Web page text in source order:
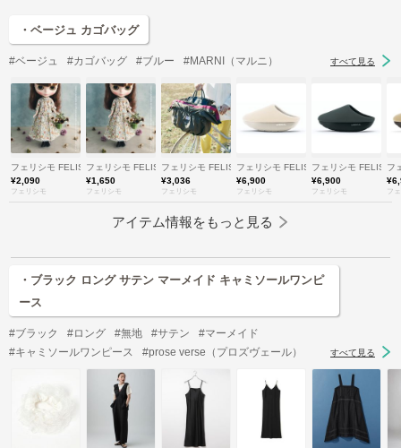
・ベージュ カゴバッグ
#ベージュ #カゴバッグ #ブルー #MARNI（マルニ） すべて見る
フェリシモ FELISSIMO
¥2,090
フェリシモ
フェリシモ FELISSIMO
¥1,650
フェリシモ
フェリシモ FELISSIMO
¥3,036
フェリシモ
フェリシモ FELISSIMO
¥6,900
フェリシモ
フェリシモ
¥6,900
フェリシモ
フ
フ
アイテム情報をもっと見る
・ブラック ロング サテン マーメイド キャミソールワンピ
ース
#ブラック #ロング #無地 #サテン
#マーメイド
#キャミソールワンピース
#prose verse（プロズヴェール） すべて見る